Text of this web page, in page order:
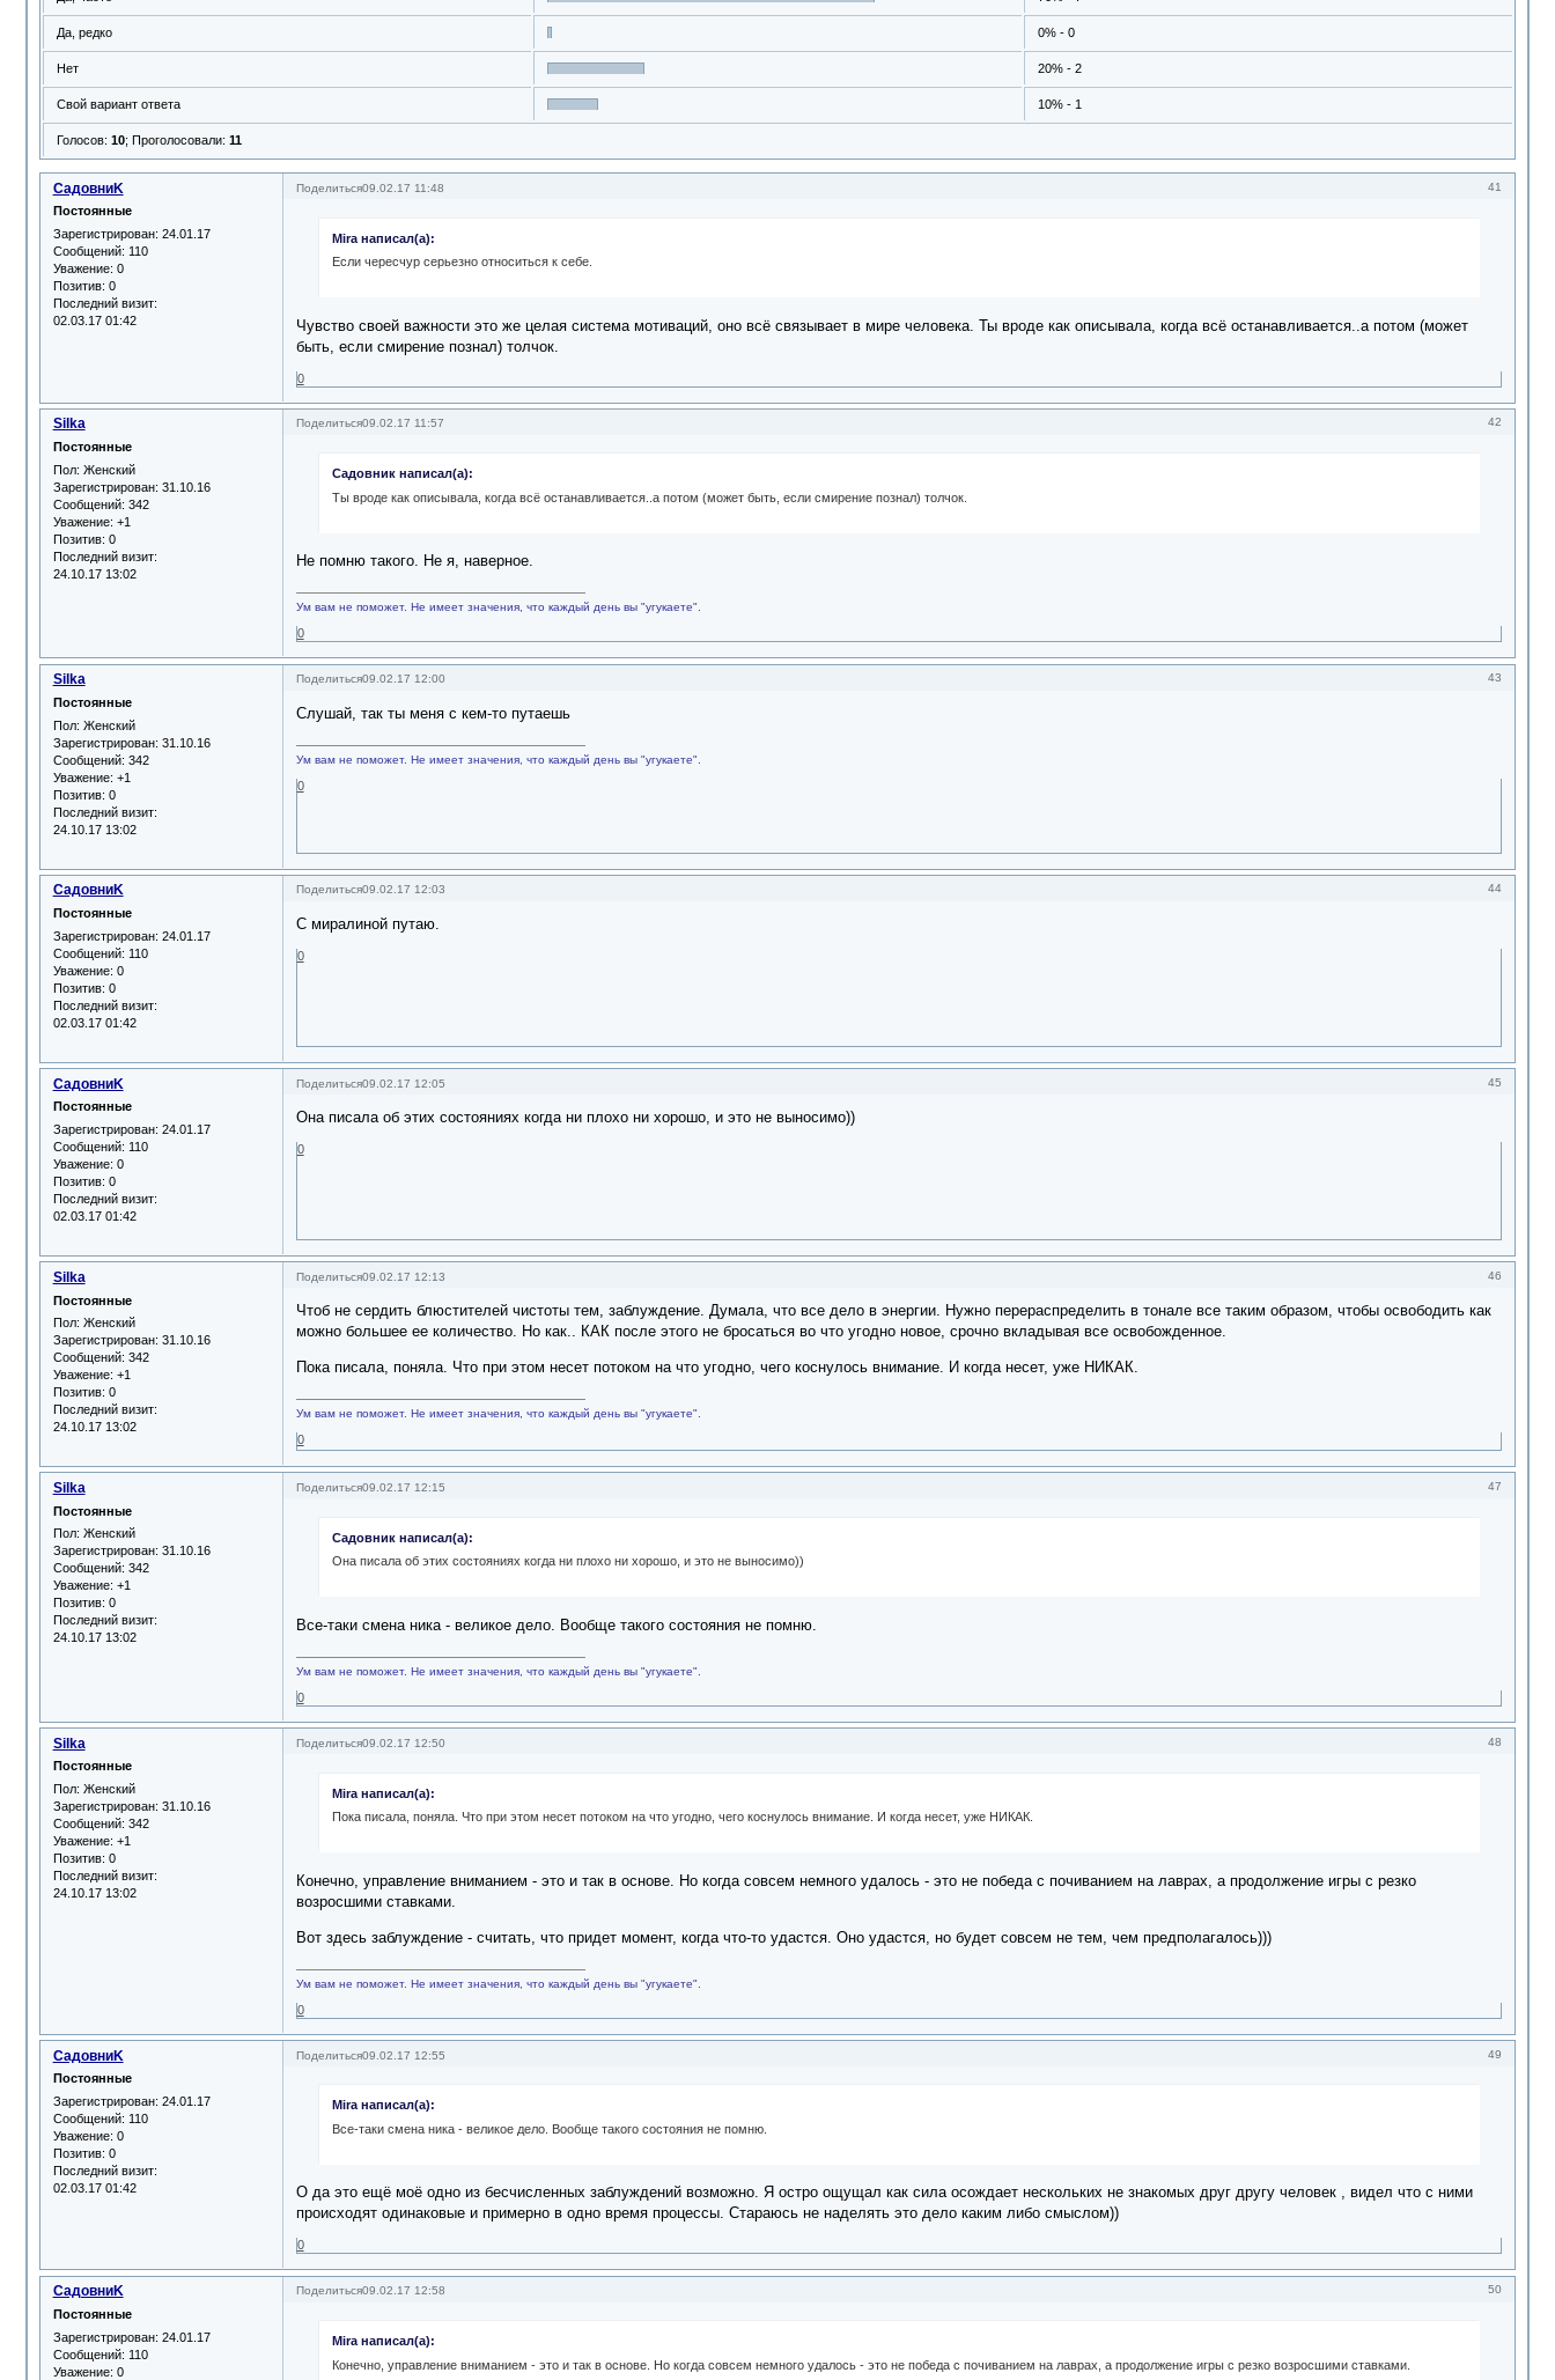
Да, редко 0% - 0
Нет 20% - 2
Свой вариант ответа 10% - 1
Голосов: 10; Проголосовали: 11
Поделиться 41
09.02.17 11:48
СадовниK
Постоянные
Зарегистрирован: 24.01.17
Сообщений: 110
Уважение: 0
Позитив: 0
Последний визит:
02.03.17 01:42
Mira написал(а):
Если чересчур серьезно относиться к себе.
Чувство своей важности это же целая система мотиваций, оно всё связывает в мире человека. Ты вроде как описывала, когда всё останавливается..а потом (может
быть, если смирение познал) толчок.
0
Поделиться 42
09.02.17 11:57
Silka
Постоянные
Пол: Женский
Зарегистрирован: 31.10.16
Сообщений: 342
Уважение: +1
Позитив: 0
Последний визит:
24.10.17 13:02
Садовник написал(а):
Ты вроде как описывала, когда всё останавливается..а потом (может быть, если смирение познал) толчок.
Не помню такого. Не я, наверное.
Ум вам не поможет. Не имеет значения, что каждый день вы "угукаете".
0
Поделиться 43
09.02.17 12:00
Silka
Постоянные
Пол: Женский
Зарегистрирован: 31.10.16
Сообщений: 342
Уважение: +1
Позитив: 0
Последний визит:
24.10.17 13:02
Слушай, так ты меня с кем-то путаешь
Ум вам не поможет. Не имеет значения, что каждый день вы "угукаете".
0
Поделиться 44
09.02.17 12:03
СадовниK
Постоянные
Зарегистрирован: 24.01.17
Сообщений: 110
Уважение: 0
Позитив: 0
Последний визит:
02.03.17 01:42
С миралиной путаю.
0
Поделиться 45
09.02.17 12:05
СадовниK
Постоянные
Зарегистрирован: 24.01.17
Сообщений: 110
Уважение: 0
Позитив: 0
Последний визит:
02.03.17 01:42
Она писала об этих состояниях когда ни плохо ни хорошо, и это не выносимо))
0
Поделиться 46
09.02.17 12:13
Silka
Постоянные
Пол: Женский
Зарегистрирован: 31.10.16
Сообщений: 342
Уважение: +1
Позитив: 0
Последний визит:
24.10.17 13:02
Чтоб не сердить блюстителей чистоты тем, заблуждение. Думала, что все дело в энергии. Нужно перераспределить в тонале все таким образом, чтобы освободить как
можно большее ее количество. Но как.. КАК после этого не бросаться во что угодно новое, срочно вкладывая все освобожденное.
Пока писала, поняла. Что при этом несет потоком на что угодно, чего коснулось внимание. И когда несет, уже НИКАК.
Ум вам не поможет. Не имеет значения, что каждый день вы "угукаете".
0
Поделиться 47
09.02.17 12:15
Silka
Постоянные
Пол: Женский
Зарегистрирован: 31.10.16
Сообщений: 342
Уважение: +1
Позитив: 0
Последний визит:
24.10.17 13:02
Садовник написал(а):
Она писала об этих состояниях когда ни плохо ни хорошо, и это не выносимо))
Все-таки смена ника - великое дело. Вообще такого состояния не помню.
Ум вам не поможет. Не имеет значения, что каждый день вы "угукаете".
0
Поделиться 48
09.02.17 12:50
Silka
Постоянные
Пол: Женский
Зарегистрирован: 31.10.16
Сообщений: 342
Уважение: +1
Позитив: 0
Последний визит:
24.10.17 13:02
Mira написал(а):
Пока писала, поняла. Что при этом несет потоком на что угодно, чего коснулось внимание. И когда несет, уже НИКАК.
Конечно, управление вниманием - это и так в основе. Но когда совсем немного удалось - это не победа с почиванием на лаврах, а продолжение игры с резко
возросшими ставками.
Вот здесь заблуждение - считать, что придет момент, когда что-то удастся. Оно удастся, но будет совсем не тем, чем предполагалось)))
Ум вам не поможет. Не имеет значения, что каждый день вы "угукаете".
0
Поделиться 49
09.02.17 12:55
СадовниK
Постоянные
Зарегистрирован: 24.01.17
Сообщений: 110
Уважение: 0
Позитив: 0
Последний визит:
02.03.17 01:42
Mira написал(а):
Все-таки смена ника - великое дело. Вообще такого состояния не помню.
О да это ещё моё одно из бесчисленных заблуждений возможно. Я остро ощущал как сила осождает нескольких не знакомых друг другу человек , видел что с ними
происходят одинаковые и примерно в одно время процессы. Стараюсь не наделять это дело каким либо смыслом))
0
Поделиться 50
09.02.17 12:58
СадовниK
Постоянные
Зарегистрирован: 24.01.17
Сообщений: 110
Уважение: 0
Mira написал(а):
Конечно, управление вниманием - это и так в основе. Но когда совсем немного удалось - это не победа с почиванием на лаврах, а продолжение игры с резко возросшими ставками.